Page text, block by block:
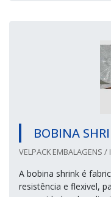
BOBINA
VELPACK EMBALAGENS
A bobina shrink é
resistência e flexivel,